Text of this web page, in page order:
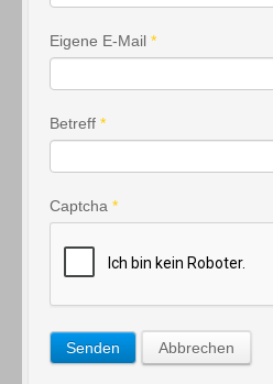
Eigene E-Mail *
Betreff *
Captcha *
Senden Abbrechen